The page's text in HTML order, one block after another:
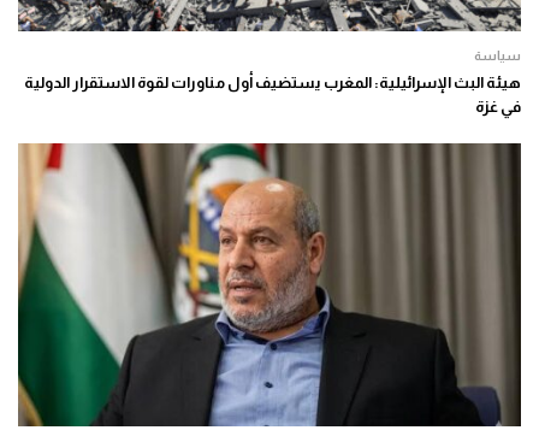
سياسة
هيئة البث الإسرائيلية: المغرب يستضيف أول مناورات لقوة الاستقرار الدولية
في غزة